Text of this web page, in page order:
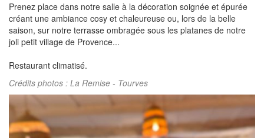
Prenez place dans notre salle à la décoration soignée et épurée
créant une ambiance cosy et chaleureuse ou, lors de la belle
saison, sur notre terrasse ombragée sous les platanes de notre
joli petit village de Provence...
Restaurant climatisé.
Crédits photos : La Remise - Tourves